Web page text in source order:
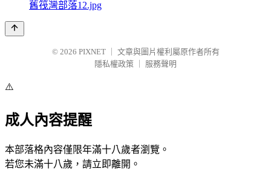
舊筏灣部落12.jpg
© 2026 PIXNET
文章與圖片權利屬原作者所有
隱私權政策
服務聲明
⚠️
成人內容提醒
本部落格內容僅限年滿十八歲者瀏覽。
若您未滿十八歲，請立即離開。